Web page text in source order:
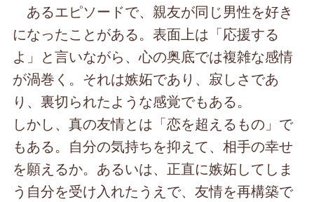
あるエピソードで、親友が同じ男性を好き
になったことがある。表面上は「応援する
よ」と言いながら、心の奥底では複雑な感情
が渦巻く。それは嫉妬であり、寂しさであ
り、裏切られたような感覚でもある。
しかし、真の友情とは「恋を超えるもの」で
もある。自分の気持ちを抑えて、相手の幸せ
を願えるか。あるいは、正直に嫉妬してしま
う自分を受け入れたうえで、友情を再構築で